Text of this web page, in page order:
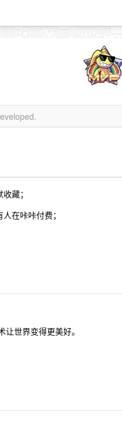
藏；
在咔咔付费；
世界变得更美好。